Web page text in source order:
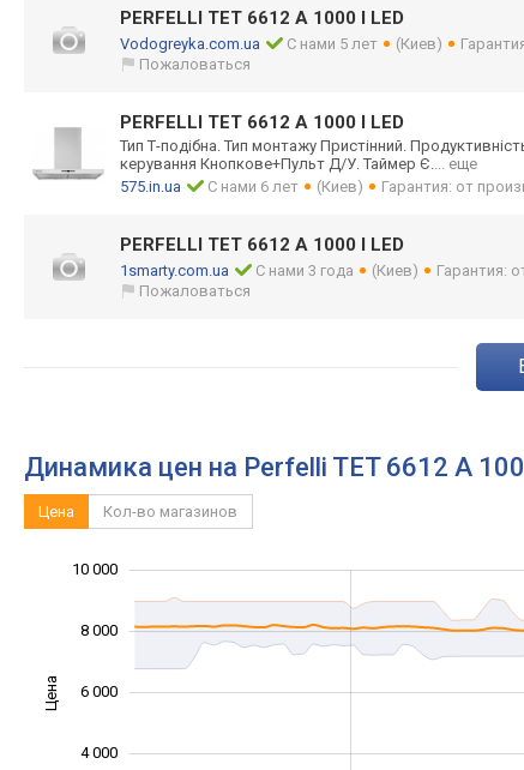
PERFELLI TET 6612 A 1000 I LED
Vodogreyka.com.ua С нами 5 лет (Киев)
Пожаловаться
PERFELLI TET 6612 A 1000 I LED
Тип Т-подібна. Тип монтажу Пристінний.
керування Кнопкове+Пульт Д/У. Таймер Є.... еще
575.in.ua
С нами 6 лет (Киев) Гарантия: от
PERFELLI TET 6612 A 1000 I LED
1smarty.com.ua С нами 3 года (Киев)
Гарантия:
Пожаловаться
Динамика цен на Perfelli TET 6612 A
Цена Кол-во магазинов
Цена 10 000
4 000
6 000
8 000
10 000